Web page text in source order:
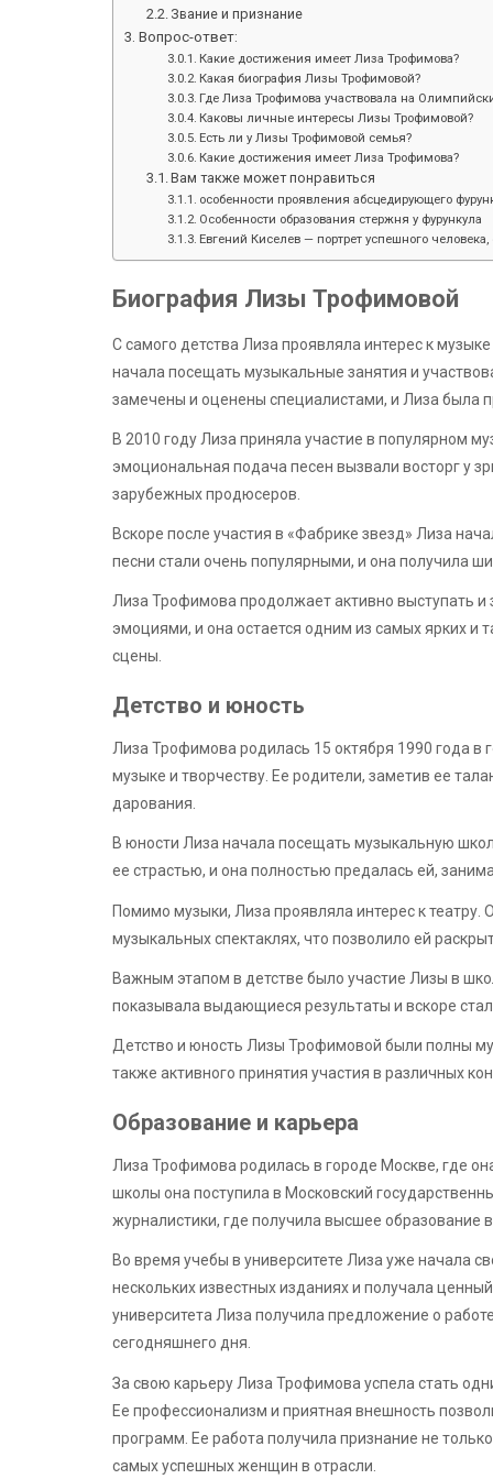
Звание и признание
Вопрос-ответ:
Какие достижения имеет Лиза Трофимова?
Какая биография Лизы Трофимовой?
Где Лиза Трофимова участвовала на
Каковы личные интересы Лизы Трофимовой?
Есть ли у Лизы Трофимовой семья?
Какие достижения имеет Лиза Трофимова?
Вам также может понравиться
особенности проявления абсцедирующего
Особенности образования стержня у фурункула
Евгений Киселев — портрет успешного
Биография Лизы Трофимовой
С самого детства Лиза проявляла интерес к
начала посещать музыкальные занятия и
замечены и оценены специалистами, и Лиза была
В 2010 году Лиза приняла участие в популярном
эмоциональная подача песен вызвали восторг у
зарубежных продюсеров.
Вскоре после участия в «Фабрике звезд» Лиза
песни стали очень популярными, и она получила
Лиза Трофимова продолжает активно выступать
эмоциями, и она остается одним из самых ярких и
сцены.
Детство и юность
Лиза Трофимова родилась 15 октября 1990 года в
музыке и творчеству. Ее родители, заметив ее
дарования.
В юности Лиза начала посещать музыкальную
ее страстью, и она полностью предалась ей,
Помимо музыки, Лиза проявляла интерес к
музыкальных спектаклях, что позволило ей
Важным этапом в детстве было участие Лизы в
показывала выдающиеся результаты и вскоре
Детство и юность Лизы Трофимовой были полны
также активного принятия участия в различных
Образование и карьера
Лиза Трофимова родилась в городе Москве, где
школы она поступила в Московский
журналистики, где получила высшее образование
Во время учебы в университете Лиза уже начала
нескольких известных изданиях и получала
университета Лиза получила предложение о
сегодняшнего дня.
За свою карьеру Лиза Трофимова успела стать
Ее профессионализм и приятная внешность
программ. Ее работа получила признание не
самых успешных женщин в отрасли.